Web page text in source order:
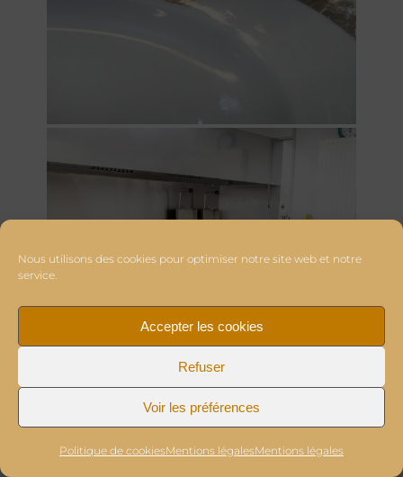
Nous utilisons des cookies pour optimiser notre site web et notre
service.
Accepter les cookies
Refuser
Voir les préférences
Politique de cookiesMentions légalesMentions légales